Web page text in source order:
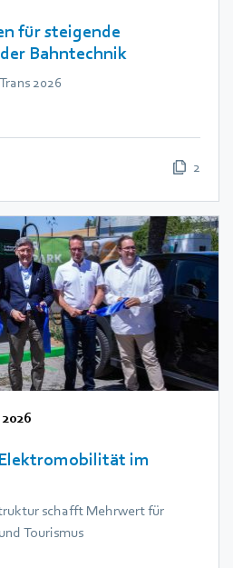
für steigende
Bahntechnik
2026
2
im
schafft Mehrwert für
Tourismus